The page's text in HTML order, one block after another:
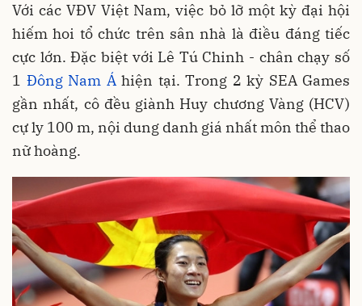
Với các VĐV Việt Nam, việc bỏ lỡ một kỳ đại hội
hiếm hoi tổ chức trên sân nhà là điều đáng tiếc
cực lớn. Đặc biệt với Lê Tú Chinh - chân chạy số
1 Đông Nam Áhiện tại. Trong 2 kỳ SEA Games
gần nhất, cô đều giành Huy chương Vàng (HCV)
cự ly 100 m, nội dung danh giá nhất môn thể thao
nữ hoàng.